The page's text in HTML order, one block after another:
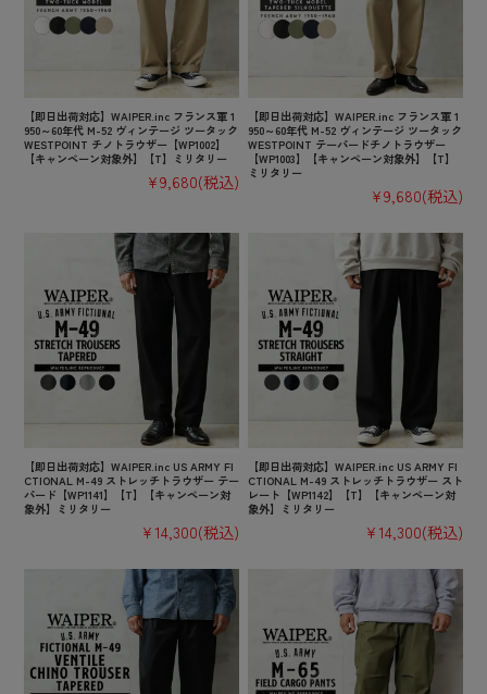
【即日出荷対応】WAIPER.inc フランス軍 1
950～60年代 M-52 ヴィンテージ ツータック
WESTPOINT チノトラウザー【WP1002】
【キャンペーン対象外】【T】ミリタリー
¥9,680(税込)
【即日出荷対応】WAIPER.inc フランス軍 1
950～60年代 M-52 ヴィンテージ ツータック
WESTPOINT テーパードチノトラウザー
【WP1003】【キャンペーン対象外】【T】
ミリタリー
¥9,680(税込)
【即日出荷対応】WAIPER.inc US ARMY FI
CTIONAL M-49 ストレッチトラウザー テー
パード【WP1141】【T】【キャンペーン対
象外】ミリタリー
¥14,300(税込)
【即日出荷対応】WAIPER.inc US ARMY FI
CTIONAL M-49 ストレッチトラウザー スト
レート【WP1142】【T】【キャンペーン対
象外】ミリタリー
¥14,300(税込)